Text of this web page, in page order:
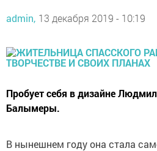
admin, 13 декабря 2019 - 10:19
Пробует себя в дизайне
Балымеры.
В нынешнем году она стала